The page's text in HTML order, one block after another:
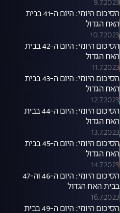
9.7.2023
הסיכום היומי: היום ה-41 בבית
האח הגדול
10.7.2023
הסיכום היומי: היום ה-42 בבית
האח הגדול
11.7.2023
הסיכום היומי: היום ה-43 בבית
האח הגדול
12.7.2023
הסיכום היומי: היום ה-44 בבית
האח הגדול
13.7.2023
הסיכום היומי: היום ה-45 בבית
האח הגדול
14.7.2023
הסיכום היומי: היום ה-46 וה-47
בבית האח הגדול
16.7.2023
הסיכום היומי: היום ה-49 בבית